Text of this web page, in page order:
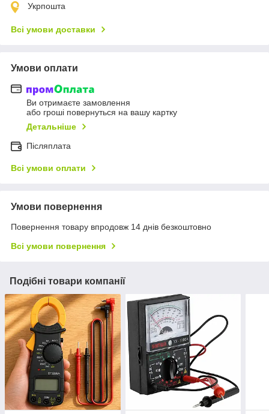
Укрпошта
Всі умови доставки
Умови оплати
Ви отримаєте замовлення
або гроші повернуться на вашу картку
Детальніше
Післяплата
Всі умови оплати
Умови повернення
Повернення товару впродовж 14 днів безкоштовно
Всі умови повернення
Подібні товари компанії